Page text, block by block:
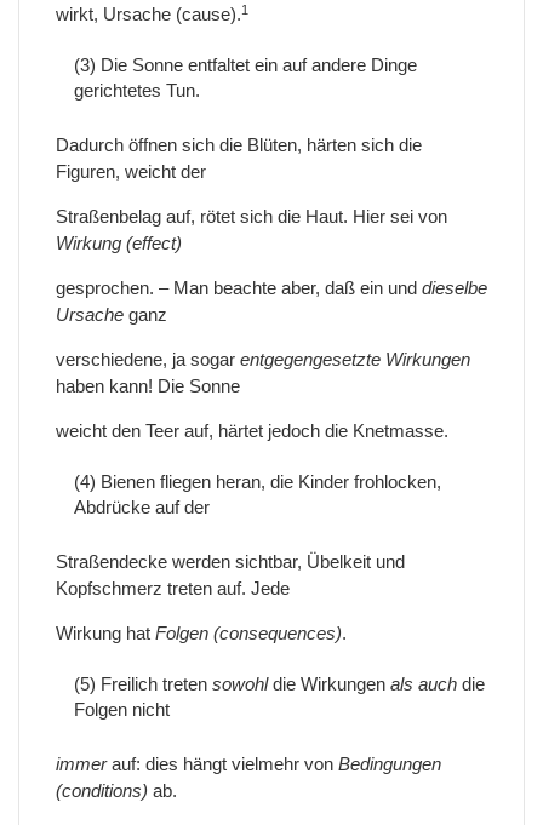
wirkt, Ursache (cause).1
(3) Die Sonne entfaltet ein auf andere Dinge
gerichtetes Tun.
Dadurch öffnen sich die Blüten, härten sich die
Figuren, weicht der
Straßenbelag auf, rötet sich die Haut. Hier sei von
Wirkung (effect)
gesprochen. – Man beachte aber, daß ein und dieselbe
Ursache ganz
verschiedene, ja sogar entgegengesetzte Wirkungen
haben kann! Die Sonne
weicht den Teer auf, härtet jedoch die Knetmasse.
(4) Bienen fliegen heran, die Kinder frohlocken,
Abdrücke auf der
Straßendecke werden sichtbar, Übelkeit und
Kopfschmerz treten auf. Jede
Wirkung hat Folgen (consequences).
(5) Freilich treten sowohldie Wirkungen als auch die
Folgen nicht
immerauf: dies hängt vielmehr von Bedingungen
(conditions) ab.